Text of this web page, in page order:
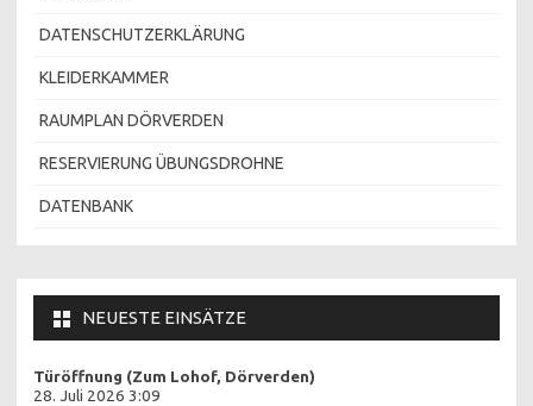
DATENSCHUTZERKLÄRUNG
KLEIDERKAMMER
RAUMPLAN DÖRVERDEN
RESERVIERUNG ÜBUNGSDROHNE
DATENBANK
NEUESTE EINSÄTZE
Türöffnung (Zum Lohof, Dörverden)
28. Juli 2026 3:09